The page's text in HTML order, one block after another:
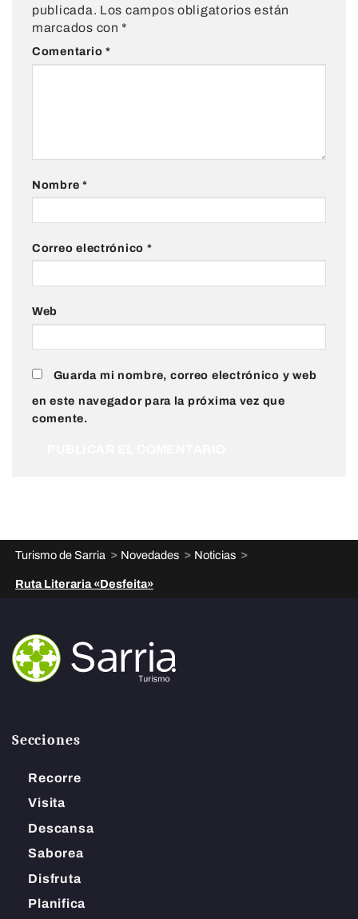
publicada. Los campos obligatorios están
marcados con *
Comentario*
Nombre*
Correo electrónico *
Web
Guarda mi nombre, correo electrónico y web
en este navegador para la próxima vez que
comente.
Turismo de Sarria > Novedades > Noticias >
Ruta Literaria «Desfeita»
Secciones
Recorre
Visita
Descansa
Saborea
Disfruta
Planifica